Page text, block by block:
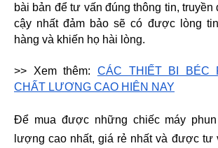
bài bản để tư vấn đúng thông tin, truyền
cậy nhất đảm bảo sẽ có được lòng
hàng và khiến họ hài lòng.
>> Xem thêm: CÁC THIẾT BỊ BÉC
CHẤT LƯỢNG CAO HIỆN NAY
Để mua được những chiếc máy
lượng cao nhất, giá rẻ nhất và được tư